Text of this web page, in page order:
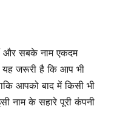
और सबके नाम एकदम
जरूरी है कि आप भी
आपको बाद में किसी भी
नाम के सहारे पूरी कंपनी